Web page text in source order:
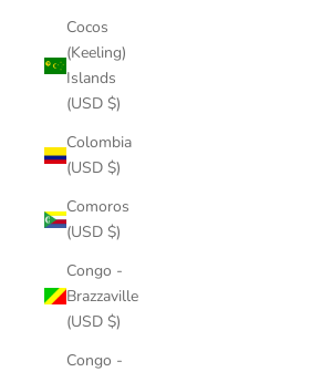
Cocos
(Keeling)
Islands
(USD $)
Colombia
(USD $)
Comoros
(USD $)
Congo -
Brazzaville
(USD $)
Congo -